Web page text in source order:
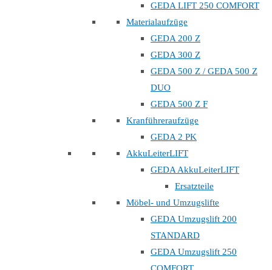
GEDA LIFT 250 COMFORT
Materialaufzüge
GEDA 200 Z
GEDA 300 Z
GEDA 500 Z / GEDA 500 Z
DUO
GEDA 500 Z F
Kranführeraufzüge
GEDA 2 PK
AkkuLeiterLIFT
GEDA AkkuLeiterLIFT
Ersatzteile
Möbel- und Umzugslifte
GEDA Umzugslift 200
STANDARD
GEDA Umzugslift 250